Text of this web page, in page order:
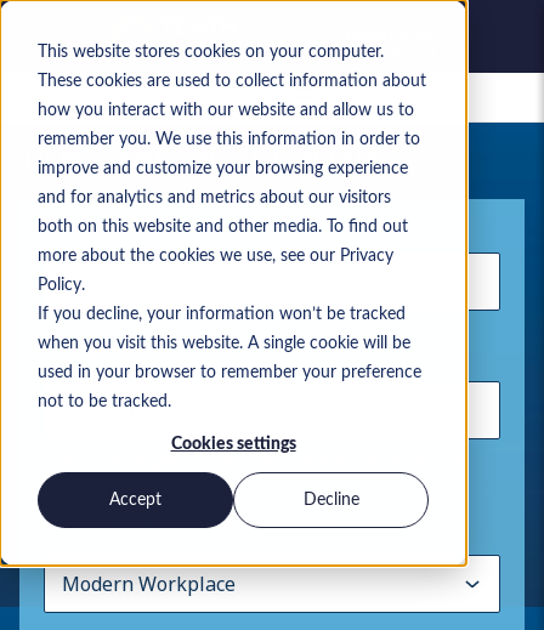
This website stores cookies on your computer.
These cookies are used to collect information about
how you interact with our website and allow us to
remember you. We use this information in order to
improve and customize your browsing experience
and for analytics and metrics about our visitors
both on this website and other media. To find out
more about the cookies we use, see our Privacy
Policy.
If you decline, your information won’t be tracked
when you visit this website. A single cookie will be
used in your browser to remember your preference
not to be tracked.
Cookies settings
Accept Decline
Empleos guardados
Tu búsqueda actual de empleo
Palabra clave
Ubicación
Utiliza comas para separar los términos de búsqueda
Área de Soluciones de Microsoft